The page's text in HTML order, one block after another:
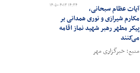
۱۴۰۵-۰۴-۱۳ ۱۴:۳۴
آیات عظام سبحانی،
مکارم شیرازی و نوری همدانی بر
پیکر مطهر رهبر شهید نماز اقامه
می‌کنند
منبع: خبرگزاری مهر